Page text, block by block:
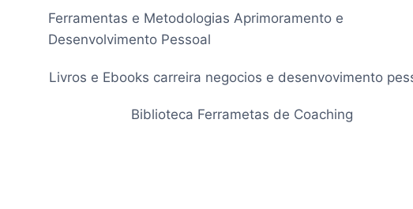
Conteúdo
Ferramentas e Metodologias Aprimoramento e
Desenvolvimento Pessoal
Livros e Ebooks carreira negocios e desenvovimento
Biblioteca Ferrametas de Coaching